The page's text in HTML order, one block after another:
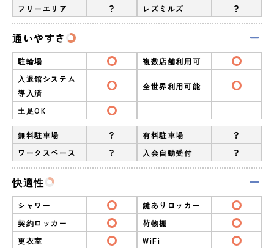
フリーエリア ? レズミルズ ?
通いやすさ
駐輪場
複数店舗利用可
入退館システム
導入済
全世界利用可能
土足OK
無料駐車場 ? 有料駐車場 ?
ワークスペース ? 入会自動受付 ?
快適性
シャワー
鍵ありロッカー
契約ロッカー
荷物棚
更衣室
WiFi